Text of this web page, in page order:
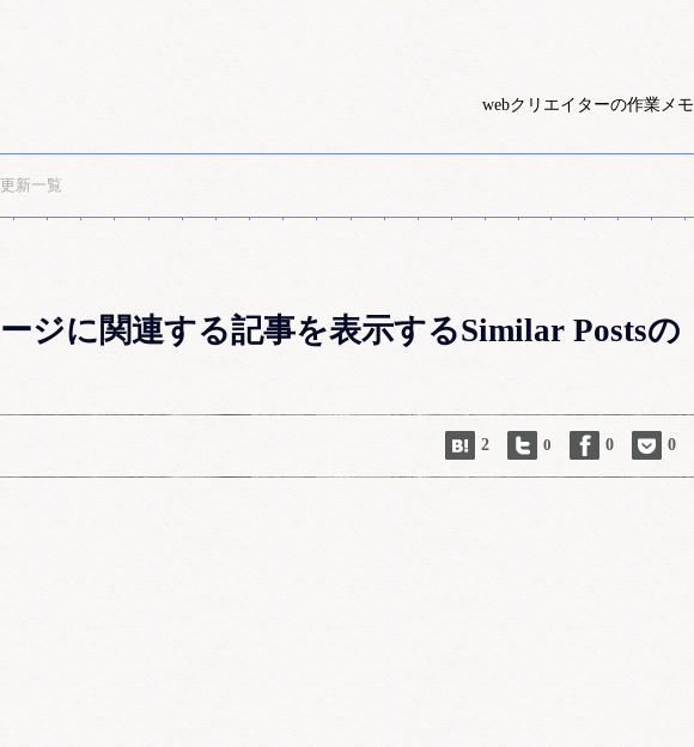
webクリエイターの作業メモ
更新一覧
ジに関連する記事を表示するSimilar Postsの
2 0 0 0